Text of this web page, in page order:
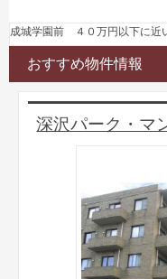
成城学園前 ４０万円以下に近
おすすめ物件情報
深沢パーク・マ